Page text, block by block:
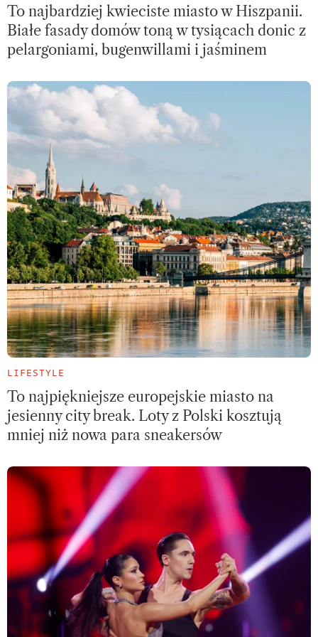
To najbardziej kwieciste miasto w Hiszpanii.
Białe fasady domów toną w tysiącach donic z
pelargoniami, bugenwillami i jaśminem
LIFESTYLE
To najpiękniejsze europejskie miasto na
jesienny city break. Loty z Polski kosztują
mniej niż nowa para sneakersów